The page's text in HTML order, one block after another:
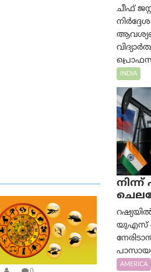
ചീഫ്
INDIA
യുഎസ്
AMERICA